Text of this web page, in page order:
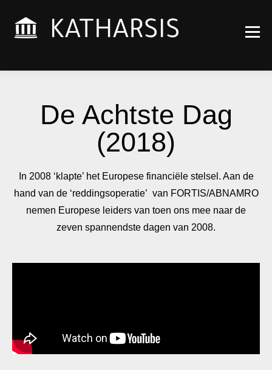
ACADEMY
De Achtste Dag
(2018)
In 2008 ‘klapte’ het Europese financiële stelsel. Aan de
hand van de ‘reddingsoperatie’ van FORTIS/ABNAMRO
nemen Europese leiders van toen ons mee naar de
zeven spannendste dagen van 2008.